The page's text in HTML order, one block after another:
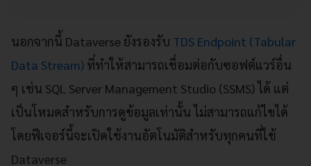
นอกจากนี้ Dataverse ยังรองรับ TDS Endpoint (Tabular
Data Stream) ที่ทำให้สามารถเชื่อมต่อกับซอฟต์แวร์อื่น
ๆ เช่น SQL Server Management Studio (SSMS) ได้ แต่
เป็นโหมดสำหรับการดูข้อมูลเท่านั้น ไม่สามารถแก้ไขได้
โดยฟีเจอร์นี้จะเปิดใช้งานอัตโนมัติสำหรับทุกคนที่ใช้
Dataverse